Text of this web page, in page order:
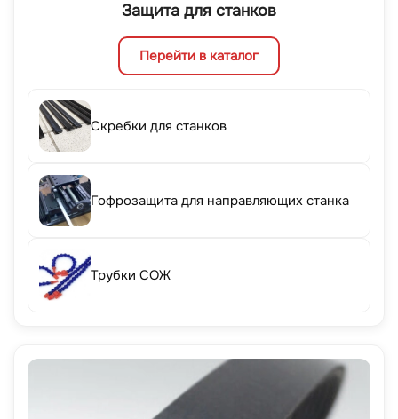
Защита для станков
Перейти в каталог
Скребки для станков
Гофрозащита для направляющих станка
Трубки СОЖ